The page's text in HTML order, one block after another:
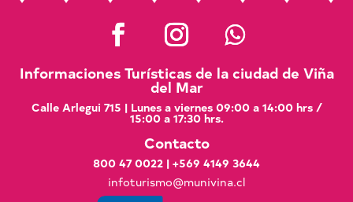
Informaciones Turísticas de la ciudad de Viña
del Mar
Calle Arlegui 715 | Lunes a viernes 09:00 a 14:00 hrs /
15:00 a 17:30 hrs.
Contacto
800 47 0022 | +569 4149 3644
infoturismo@munivina.cl